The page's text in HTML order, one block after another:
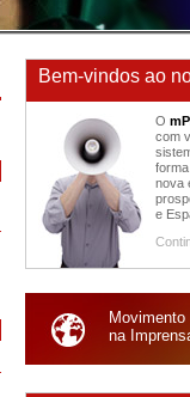
Bem-vindos ao
O
com
nova
e
na